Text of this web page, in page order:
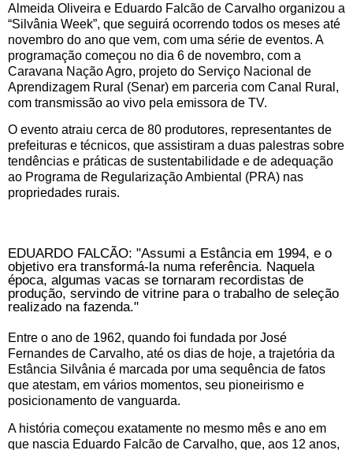
Almeida Oliveira e Eduardo Falcão de Carvalho organizou a
“Silvânia Week”, que seguirá ocorrendo todos os meses até
novembro do ano que vem, com uma série de eventos. A
programação começou no dia 6 de novembro, com a
Caravana Nação Agro, projeto do Serviço Nacional de
Aprendizagem Rural (Senar) em parceria com Canal Rural,
com transmissão ao vivo pela emissora de TV.
O evento atraiu cerca de 80 produtores, representantes de
prefeituras e técnicos, que assistiram a duas palestras sobre
tendências e práticas de sustentabilidade e de adequação
ao Programa de Regularização Ambiental (PRA) nas
propriedades rurais.
EDUARDO FALCÃO: "Assumi a Estância em 1994, e o
objetivo era transformá-la numa referência. Naquela
época, algumas vacas se tornaram recordistas de
produção, servindo de vitrine para o trabalho de seleção
realizado na fazenda."
Entre o ano de 1962, quando foi fundada por José
Fernandes de Carvalho, até os dias de hoje, a trajetória da
Estância Silvânia é marcada por uma sequência de fatos
que atestam, em vários momentos, seu pioneirismo e
posicionamento de vanguarda.
A história começou exatamente no mesmo mês e ano em
que nascia Eduardo Falcão de Carvalho, que, aos 12 anos,